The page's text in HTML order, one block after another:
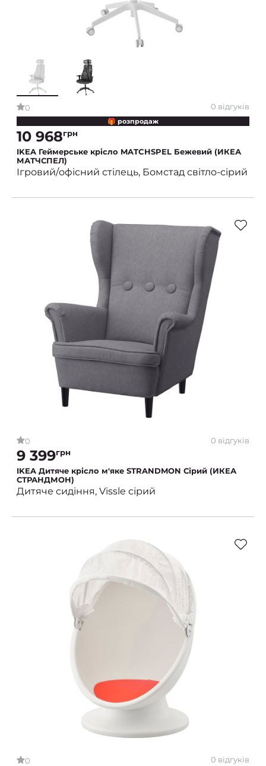
0 0 відгуків
🎁 розпродаж
10 968грн
IKEA Геймерське крісло MATCHSPEL Бежевий (ИКЕА
МАТЧСПЕЛ)
Ігровий/офісний стілець, Бомстад світло-сірий
0 0 відгуків
9 399грн
IKEA Дитяче крісло м'яке STRANDMON Сірий (ИКЕА
СТРАНДМОН)
Дитяче сидіння, Vissle сірий
0 0 відгуків